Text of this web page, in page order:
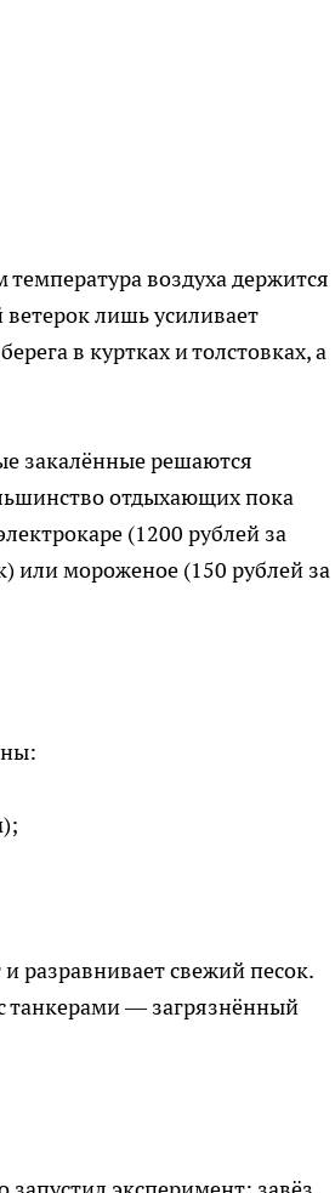
воздуха держится
ветерок лишь усиливает
в куртках и толстовках, а
закалённые решаются
отдыхающих пока
(1200 рублей за
или мороженое (150 рублей за
разравнивает свежий песок.
танкерами — загрязнённый